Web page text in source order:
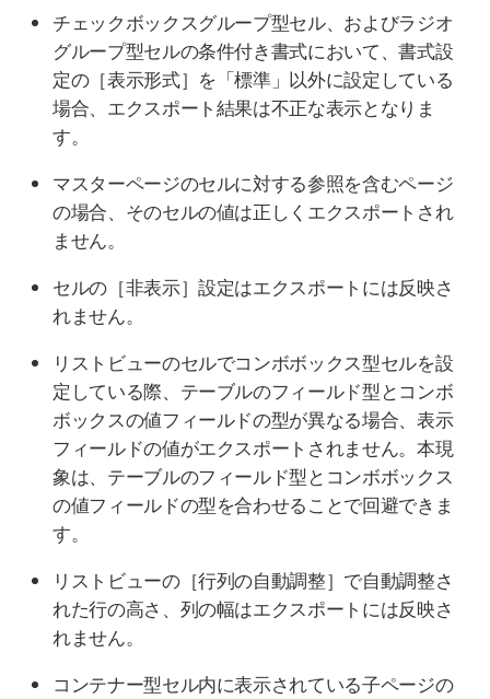
チェックボックスグループ型セル、およびラジオ
グループ型セルの条件付き書式において、書式設
定の［表示形式］を「標準」以外に設定している
場合、エクスポート結果は不正な表示となりま
す。
マスターページのセルに対する参照を含むページ
の場合、そのセルの値は正しくエクスポートされ
ません。
セルの［非表示］設定はエクスポートには反映さ
れません。
リストビューのセルでコンボボックス型セルを設
定している際、テーブルのフィールド型とコンボ
ボックスの値フィールドの型が異なる場合、表示
フィールドの値がエクスポートされません。本現
象は、テーブルのフィールド型とコンボボックス
の値フィールドの型を合わせることで回避できま
す。
リストビューの［行列の自動調整］で自動調整さ
れた行の高さ、列の幅はエクスポートには反映さ
れません。
コンテナー型セル内に表示されている子ページの